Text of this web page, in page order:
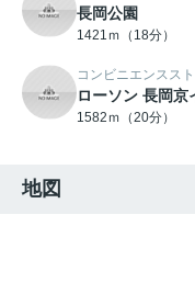
長岡公園
1421ｍ（18分）
コンビニエンスス
ローソン 長岡京
1582ｍ（20分）
地図